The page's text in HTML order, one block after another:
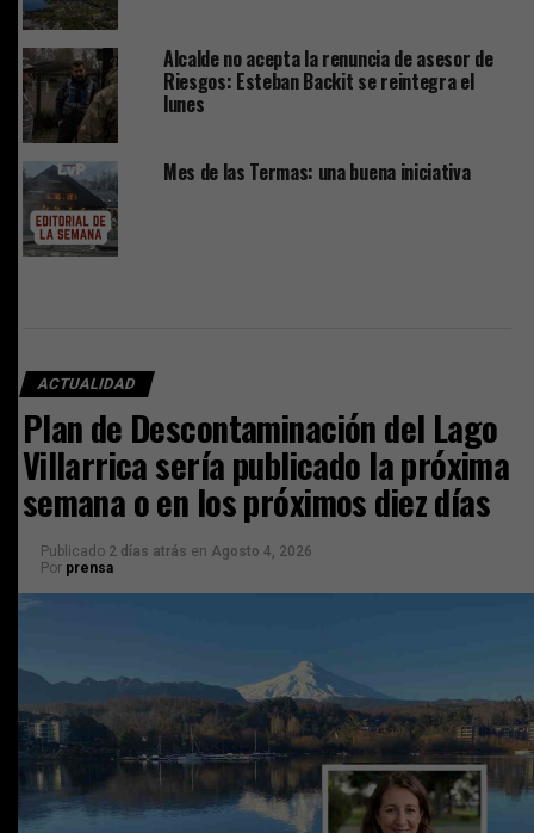
Alcalde no acepta la renuncia de asesor de
Riesgos: Esteban Backit se reintegra el
lunes
Mes de las Termas: una buena iniciativa
ACTUALIDAD
Plan de Descontaminación del Lago
Villarrica sería publicado la próxima
semana o en los próximos diez días
Publicado 2 días atrás en Agosto 4, 2026
Por prensa